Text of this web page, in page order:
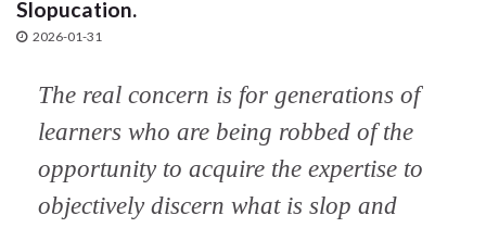
Slopucation.
2026-01-31
The real concern is for generations of
learners who are being robbed of the
opportunity to acquire the expertise to
objectively discern what is slop and